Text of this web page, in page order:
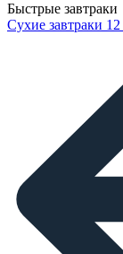
Быстрые завтраки
Сухие завтраки 12